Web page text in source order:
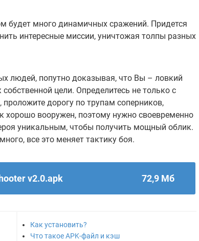
будет много динамичных сражений. Придется
интересные миссии, уничтожая толпы разных
людей, попутно доказывая, что Вы – ловкий
цели. Определитесь не только с
дорогу по трупам соперников,
хорошо вооружен, поэтому нужно своевременно
уникальным, чтобы получить мощный облик.
все это меняет тактику боя.
v2.0.apk 72,9 Мб
Как установить?
Что такое APK-файл и кэш